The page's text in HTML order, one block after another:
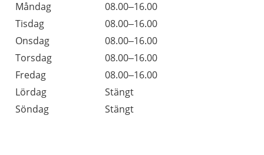
Måndag
08.00–16.00
Tisdag
08.00–16.00
Onsdag
08.00–16.00
Torsdag
08.00–16.00
Fredag
08.00–16.00
Lördag
Stängt
Söndag
Stängt